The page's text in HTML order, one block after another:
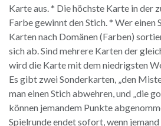
Karte aus. * Die höchste Karte in der
Farbe gewinnt den Stich. * Wer einen
Karten nach Domänen (Farben)
sich ab. Sind mehrere Karten der
wird die Karte mit dem niedrigsten
Es gibt zwei Sonderkarten, „den
man einen Stich abwehren, und „die
können jemandem Punkte
Spielrunde endet sofort, wenn jemand